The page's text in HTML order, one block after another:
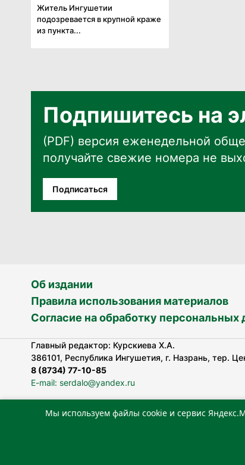
Житель Ингушетии
подозревается в крупной краже
из пункта...
Подпишитесь на
(PDF) версия еженедельной
получайте свежие номера не
Подписаться
Об издании
Правила использования материалов
Согласие на обработку персональных
Главный редактор: Курскиева Х.А.
386101, Республика Ингушетия, г. Назрань, тер.
8 (8734) 77-10-85
E-mail: serdalo@yandex.ru
Сетевое издание «Сердало» зарегистрировано
Реестровая запись СМИ: ЭЛ № ФС 77-78323 от
Мы используем файлы cookie и сервис